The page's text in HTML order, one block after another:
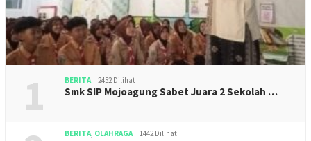
1 BERITA 2452 Dilihat
Smk SIP Mojoagung Sabet Juara 2 Sekolah …
BERITA, OLAHRAGA 1442 Dilihat